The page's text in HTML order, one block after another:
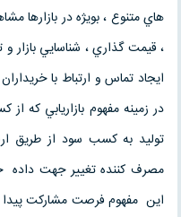
هاي متنوع ،‌ بويژه در بازارها
، قيمت گذاري ، شناسايي بازار و
ايجاد تماس و ارتباط با
در زمينه مفهوم بازاريابي كه
توليد به كسب سود از طريق
مصرف كننده تغيير جهت داده
اين مفهوم فرصت مشاركت